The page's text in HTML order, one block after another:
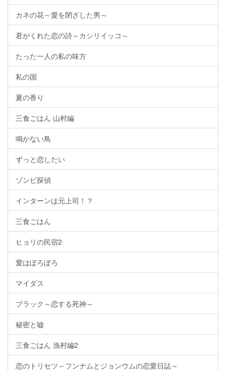
カネの花～愛を閉ざした男～
君がくれた恋の詩～カシリイッコ～
たった一人の私の味方
私の国
夏の香り
三食ごはん 山村編
鳴かない鳥
ずっと恋したい
ゾンビ探偵
インターンは元上司！？
三食ごはん
ヒョリの民宿2
愛はぽろぽろ
マイダス
ブラック～恋する死神～
秘密と嘘
三食ごはん 漁村編2
恋のトリセツ～フンナムとジョンウムの恋愛日誌～